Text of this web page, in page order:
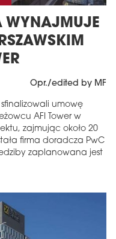
WYNAJMUJE
Opr./edited by MF
umowę
AFI Tower w
zajmując około 20
firma doradcza PwC
zaplanowana jest